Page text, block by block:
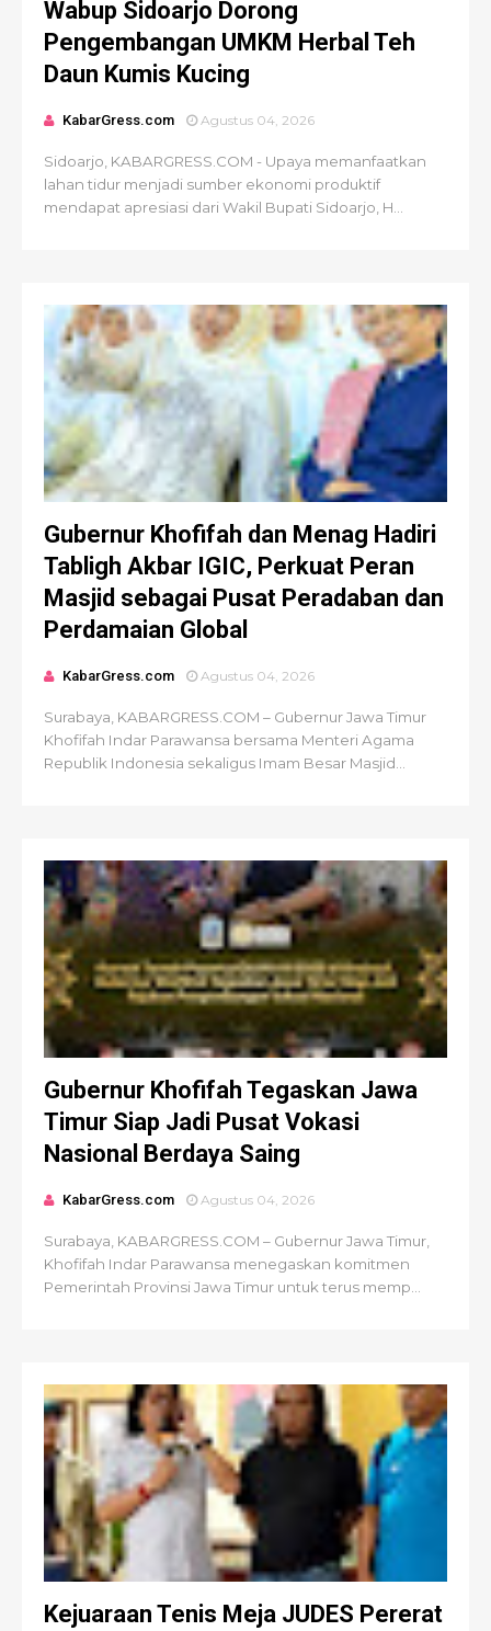
Wabup Sidoarjo Dorong
Pengembangan UMKM Herbal Teh
Daun Kumis Kucing
KabarGress.com Agustus 04, 2026
Sidoarjo, KABARGRESS.COM - Upaya memanfaatkan
lahan tidur menjadi sumber ekonomi produktif
mendapat apresiasi dari Wakil Bupati Sidoarjo, H...
Gubernur Khofifah dan Menag Hadiri
Tabligh Akbar IGIC, Perkuat Peran
Masjid sebagai Pusat Peradaban dan
Perdamaian Global
KabarGress.com Agustus 04, 2026
Surabaya, KABARGRESS.COM – Gubernur Jawa Timur
Khofifah Indar Parawansa bersama Menteri Agama
Republik Indonesia sekaligus Imam Besar Masjid...
Gubernur Khofifah Tegaskan Jawa
Timur Siap Jadi Pusat Vokasi
Nasional Berdaya Saing
KabarGress.com Agustus 04, 2026
Surabaya, KABARGRESS.COM – Gubernur Jawa Timur,
Khofifah Indar Parawansa menegaskan komitmen
Pemerintah Provinsi Jawa Timur untuk terus memp...
Kejuaraan Tenis Meja JUDES Pererat